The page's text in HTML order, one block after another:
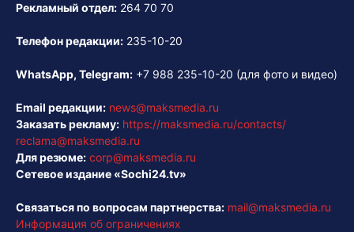
Рекламный отдел: 264 70 70
Телефон редакции: 235-10-20
WhatsApp, Telegram: +7 988 235-10-20 (для фото и видео)
Email редакции: news@maksmedia.ru
Заказать рекламу: https://maksmedia.ru/contacts/
reclama@maksmedia.ru
Для резюме: corp@maksmedia.ru
Сетевое издание «Sochi24.tv»
Связаться по вопросам партнерства: mail@maksmedia.ru
Информация об ограничениях